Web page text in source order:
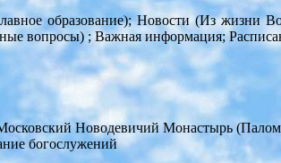
образование); Новости (Из жизни
вопросы) ; Важная информация;
Новодевичий Монастырь
богослужений